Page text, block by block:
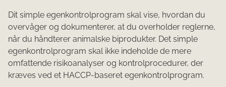
Dit simple egenkontrolprogram skal vise, hvordan du
overvåger og dokumenterer, at du overholder reglerne,
når du håndterer animalske biprodukter. Det simple
egenkontrolprogram skal ikke indeholde de mere
omfattende risikoanalyser og kontrolprocedurer, der
kræves ved et HACCP-baseret egenkontrolprogram.